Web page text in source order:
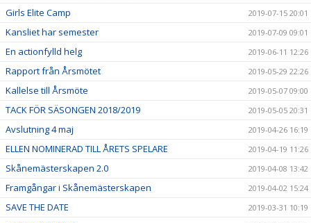
Girls Elite Camp 2019-07-15 20:01
Kansliet har semester 2019-07-09 09:01
En actionfylld helg 2019-06-11 12:26
Rapport från Årsmötet 2019-05-29 22:26
Kallelse till Årsmöte 2019-05-07 09:00
TACK FÖR SÄSONGEN 2018/2019 2019-05-05 20:31
Avslutning 4 maj 2019-04-26 16:19
ELLEN NOMINERAD TILL ÅRETS SPELARE 2019-04-19 11:26
Skånemästerskapen 2.0 2019-04-08 13:42
Framgångar i Skånemästerskapen 2019-04-02 15:24
SAVE THE DATE 2019-03-31 10:19